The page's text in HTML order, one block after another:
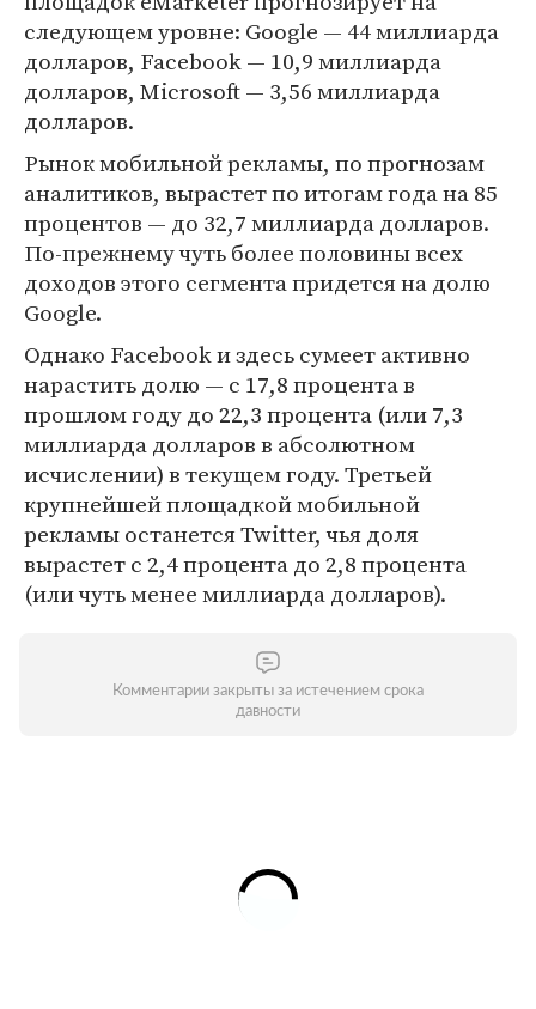
следующем уровне: Google — 44 миллиарда
долларов, Facebook — 10,9 миллиарда
долларов, Microsoft — 3,56 миллиарда
долларов.
Рынок мобильной рекламы, по прогнозам
аналитиков, вырастет по итогам года на 85
процентов — до 32,7 миллиарда долларов.
По-прежнему чуть более половины всех
доходов этого сегмента придется на долю
Google.
Однако Facebook и здесь сумеет активно
нарастить долю — с 17,8 процента в
прошлом году до 22,3 процента (или 7,3
миллиарда долларов в абсолютном
исчислении) в текущем году. Третьей
крупнейшей площадкой мобильной
рекламы останется Twitter, чья доля
вырастет с 2,4 процента до 2,8 процента
(или чуть менее миллиарда долларов).
Комментарии закрыты за истечением срока
давности